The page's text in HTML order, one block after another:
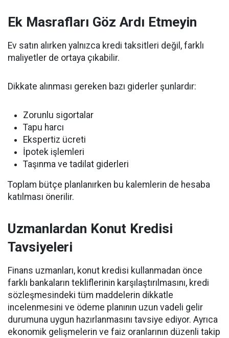
Ek Masrafları Göz Ardı Etmeyin
Ev satın alırken yalnızca kredi taksitleri değil, farklı
maliyetler de ortaya çıkabilir.
Dikkate alınması gereken bazı giderler şunlardır:
Zorunlu sigortalar
Tapu harcı
Ekspertiz ücreti
İpotek işlemleri
Taşınma ve tadilat giderleri
Toplam bütçe planlanırken bu kalemlerin de hesaba
katılması önerilir.
Uzmanlardan Konut Kredisi
Tavsiyeleri
Finans uzmanları, konut kredisi kullanmadan önce
farklı bankaların tekliflerinin karşılaştırılmasını, kredi
sözleşmesindeki tüm maddelerin dikkatle
incelenmesini ve ödeme planının uzun vadeli gelir
durumuna uygun hazırlanmasını tavsiye ediyor. Ayrıca
ekonomik gelişmelerin ve faiz oranlarının düzenli takip